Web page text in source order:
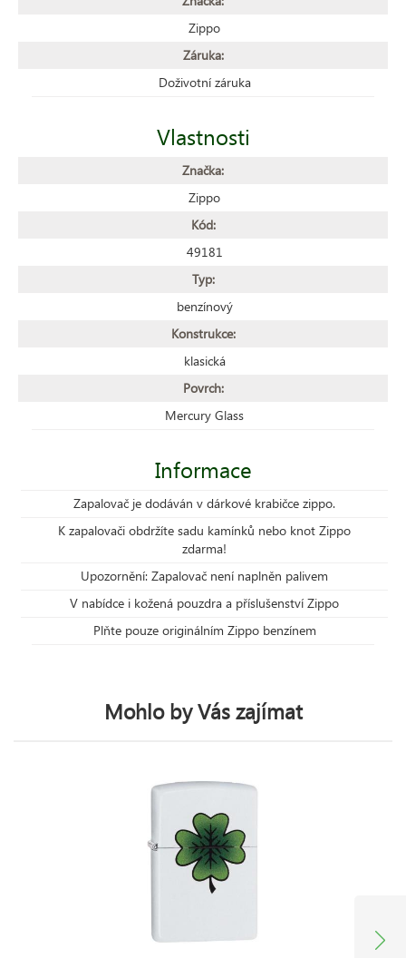
Zippo
Záruka:
Doživotní záruka
Vlastnosti
Značka:
Zippo
Kód:
49181
Typ:
benzínový
Konstrukce:
klasická
Povrch:
Mercury Glass
Informace
Zapalovač je dodáván v dárkové krabičce zippo.
K zapalovači obdržíte sadu kamínků nebo knot Zippo
zdarma!
Upozornění: Zapalovač není naplněn palivem
V nabídce i kožená pouzdra a příslušenství Zippo
Plňte pouze originálním Zippo benzínem
Mohlo by Vás zajímat